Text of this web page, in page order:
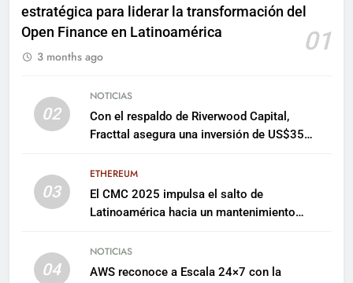
estratégica para liderar la transformación del
Open Finance en Latinoamérica
01
3 months ago
02
NOTICIAS
Con el respaldo de Riverwood Capital,
Fracttal asegura una inversión de US$35
03
ETHEREUM
El CMC 2025 impulsa el salto de
Latinoamérica hacia un mantenimiento
04
NOTICIAS
AWS reconoce a Escala 24×7 con la